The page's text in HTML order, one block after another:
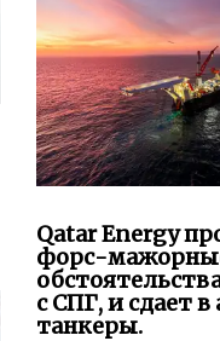
Qatar Energy
форс-
с СПГ, и сдает в
танкеры.